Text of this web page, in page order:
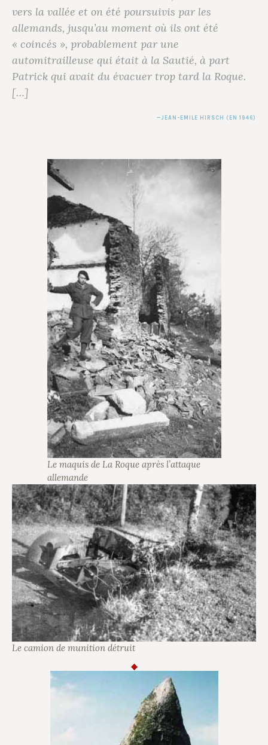
vers la vallée et on été poursuivis par les
allemands, jusqu’au moment où ils ont été
« coincés », probablement par une
automitrailleuse qui était à la Sautié, à part
Patrick qui avait du évacuer trop tard la Roque.
[…]
JEAN-EMILE HIRSCH (EN 1946)
Le maquis de La Roque après l’attaque
allemande
Le camion de munition détruit